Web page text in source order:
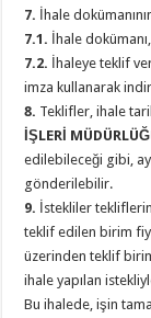
7. İhale
7.1. İhale
7.2. İhaleye teklif
imza kullanarak
8. Teklifler, ihale
İŞLERİ
edilebileceği gibi,
gönderilebilir.
9. İstekliler
teklif edilen birim
üzerinden teklif
ihale yapılan
Bu ihalede, işin